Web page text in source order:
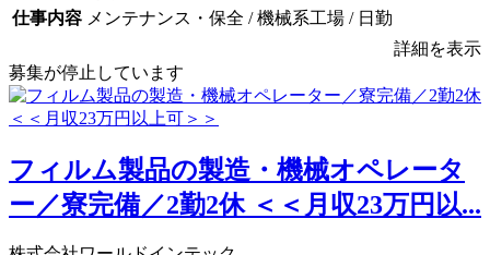
仕事内容 メンテナンス・保全 / 機械系工場 / 日勤
詳細を表示
募集が停止しています
フィルム製品の製造・機械オペレータ
ー／寮完備／2勤2休 ＜＜月収23万円以...